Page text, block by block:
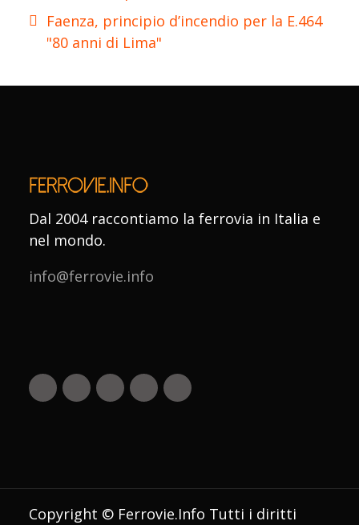
Faenza, principio d’incendio per la E.464
"80 anni di Lima"
Dal 2004 raccontiamo la ferrovia in Italia e
nel mondo.
info@ferrovie.info
Copyright © Ferrovie.Info Tutti i diritti